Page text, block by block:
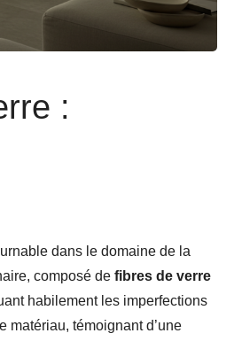
:
dans le domaine de la
composé de fibres de verre
habilement les imperfections
matériau, témoignant d’une